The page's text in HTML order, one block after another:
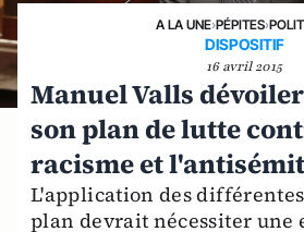
A LA UNE›PÉPITES›
DISPOSITIF
16 avril 2015
Manuel Valls
son plan de lutte
racisme et
L'application des
plan devrait nécessiter une